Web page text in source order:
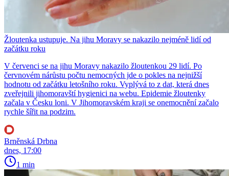
Žloutenka ustupuje. Na jihu Moravy se nakazilo nejméně lidí od
začátku roku
V červenci se na jihu Moravy nakazilo žloutenkou 29 lidí. Po
červnovém nárůstu počtu nemocných jde o pokles na nejnižší
hodnotu od začátku letošního roku. Vyplývá to z dat, která dnes
zveřejnili jihomoravští hygienici na webu. Epidemie žloutenky
začala v Česku loni. V Jihomoravském kraji se onemocnění začalo
rychle šířit na podzim.
Brněnská Drbna
dnes, 17:00
1 min